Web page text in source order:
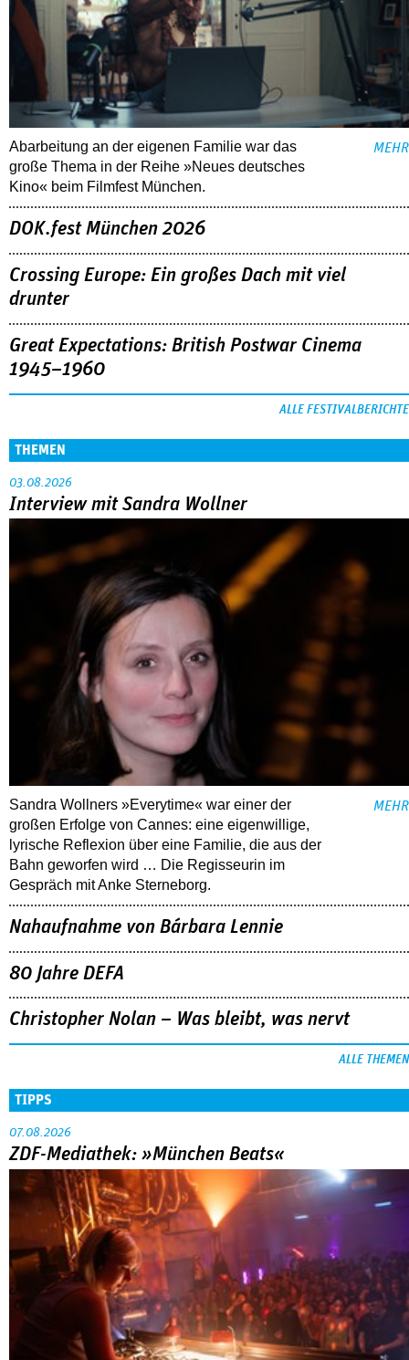
Abarbeitung an der eigenen Familie war das
große Thema in der Reihe »Neues deutsches
Kino« beim Filmfest München.
MEHR
DOK.fest München 2026
Crossing Europe: Ein großes Dach mit viel
drunter
Great Expectations: British Postwar Cinema
1945–1960
ALLE FESTIVALBERICHTE
THEMEN
03.08.2026
Interview mit Sandra Wollner
Sandra Wollners »Everytime« war einer der
großen Erfolge von Cannes: eine eigenwillige,
lyrische Reflexion über eine ­Familie, die aus der
Bahn geworfen wird … Die Regisseurin im
Gespräch mit Anke Sterneborg.
MEHR
Nahaufnahme von Bárbara Lennie
80 Jahre DEFA
Christopher Nolan – Was bleibt, was nervt
ALLE THEMEN
TIPPS
07.08.2026
ZDF-Mediathek: »München Beats«